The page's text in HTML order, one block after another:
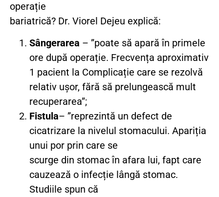
operație
bariatrică? Dr. Viorel Dejeu explică:
Sângerarea – ”poate să apară în primele
ore după operație. Frecvența aproximativ
1 pacient la Complicație care se rezolvă
relativ ușor, fără să prelungească mult
recuperarea”;
Fistula– ”reprezintă un defect de
cicatrizare la nivelul stomacului. Apariția
unui por prin care se
scurge din stomac în afara lui, fapt care
cauzează o infecție lângă stomac.
Studiile spun că